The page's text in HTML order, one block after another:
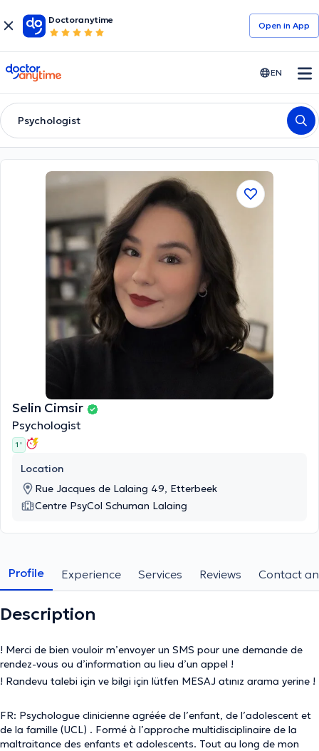
Doctoranytime
Open in Αpp
doctoranytime EN
Psychologist
Selin Cimsir
Psychologist
1 '
Location
Rue Jacques de Lalaing 49, Etterbeek
Centre PsyCol Schuman Lalaing
Profile Experience Services Reviews Contact
Description
! Merci de bien vouloir m’envoyer un SMS pour une demande de
rendez-vous ou d’information au lieu d’un appel !
! Randevu talebi için ve bilgi için lütfen MESAJ atınız arama yerine !
FR: Psychologue clinicienne agréée de l’enfant, de l’adolescent et
de la famille (UCL) . Formé à l’approche multidisciplinaire de la
maltraitance des enfants et adolescents. Tout au long de mon